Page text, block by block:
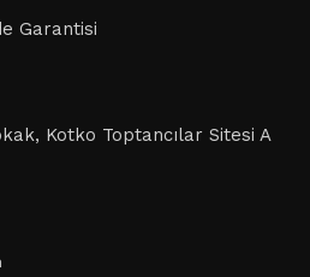
Garantisi
Kotko Toptancılar Sitesi A